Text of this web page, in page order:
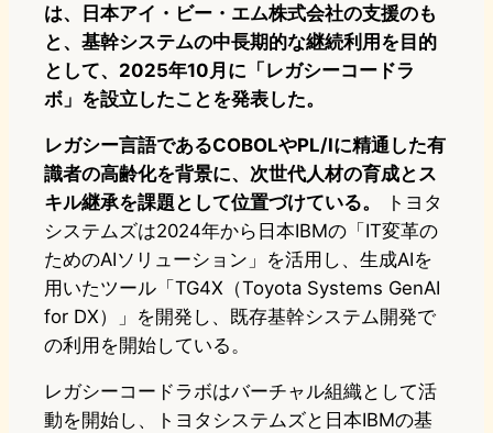
は、日本アイ・ビー・エム株式会社の支援のも
と、基幹システムの中長期的な継続利用を目的
として、2025年10月に「レガシーコードラ
ボ」を設立したことを発表した。
レガシー言語であるCOBOLやPL/Iに精通した有
識者の高齢化を背景に、次世代人材の育成とス
キル継承を課題として位置づけている。
トヨタ
システムズは2024年から日本IBMの「IT変革の
ためのAIソリューション」を活用し、生成AIを
用いたツール「TG4X（Toyota Systems GenAI
for DX）」を開発し、既存基幹システム開発で
の利用を開始している。
レガシーコードラボはバーチャル組織として活
動を開始し、トヨタシステムズと日本IBMの基